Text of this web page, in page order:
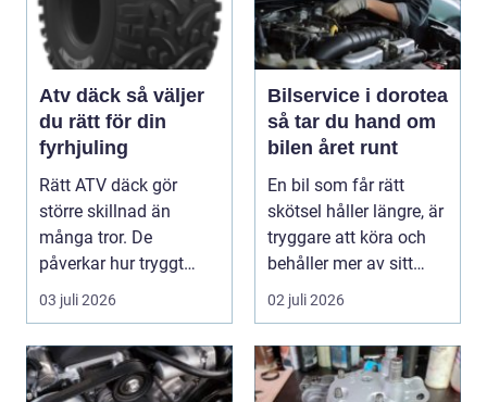
Atv däck så väljer
du rätt för din
fyrhjuling
Rätt ATV däck gör
större skillnad än
många tror. De
påverkar hur tryggt
fyrhjulingen beter sig
03 juli 2026
Bilservice i dorotea
så tar du hand om
bilen året runt
En bil som får rätt
skötsel håller längre, är
tryggare att köra och
behåller mer av sitt
värde. I no...
02 juli 2026